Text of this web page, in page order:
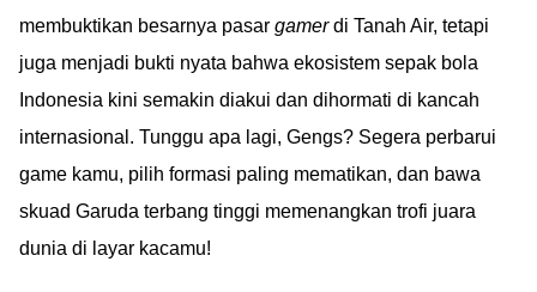
membuktikan besarnya pasar gamerdi Tanah Air, tetapi
juga menjadi bukti nyata bahwa ekosistem sepak bola
Indonesia kini semakin diakui dan dihormati di kancah
internasional. Tunggu apa lagi, Gengs? Segera perbarui
game kamu, pilih formasi paling mematikan, dan bawa
skuad Garuda terbang tinggi memenangkan trofi juara
dunia di layar kacamu!